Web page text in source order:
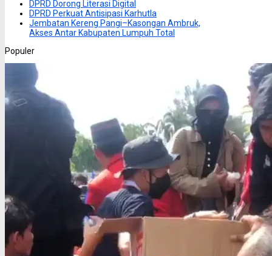
DPRD Dorong Literasi Digital
DPRD Perkuat Antisipasi Karhutla
Jembatan Kereng Pangi–Kasongan Ambruk,
Akses Antar Kabupaten Lumpuh Total
Populer